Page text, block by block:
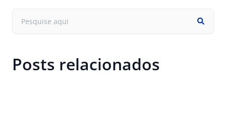
Posts relacionados